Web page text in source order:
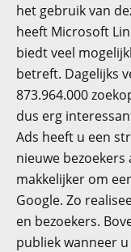
het gebruik van
heeft Microsoft
biedt veel
betreft. Dagelijks
873.964.000
dus erg
Ads heeft u een
nieuwe bezoekers
makkelijker om
Google. Zo
en bezoekers.
publiek wanneer